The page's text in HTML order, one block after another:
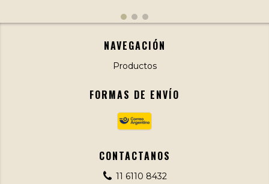
NAVEGACIÓN
Productos
FORMAS DE ENVÍO
CONTACTANOS
11 6110 8432